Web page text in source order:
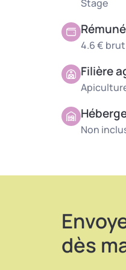
Si vous êtes
respectueux
Stage
4.6 €
Filière
Non
dès